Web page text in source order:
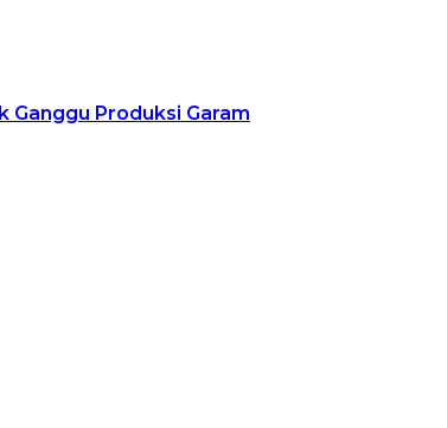
Ganggu Produksi Garam